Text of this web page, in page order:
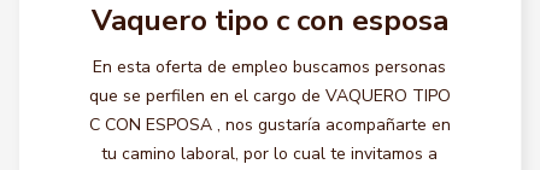
Vaquero tipo c con esposa
En esta oferta de empleo buscamos personas
que se perfilen en el cargo de VAQUERO TIPO
C CON ESPOSA , nos gustaría acompañarte en
tu camino laboral, por lo cual te invitamos a